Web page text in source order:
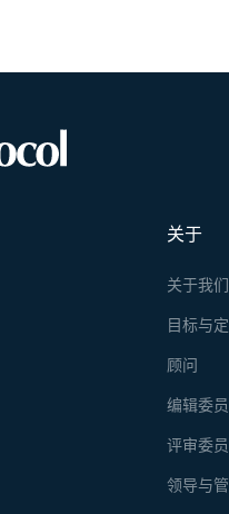
关于
关于我们
目标与
顾问
编辑委
评审委
领导与